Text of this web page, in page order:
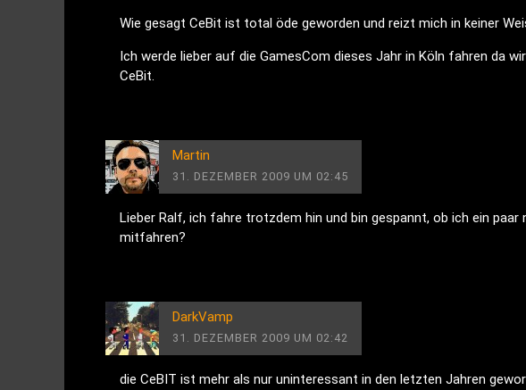
Wie gesagt CeBit ist total öde geworden und reizt mich in keiner
Ich werde lieber auf die GamesCom dieses Jahr in Köln fahren da
CeBit.
Martin
31. DEZEMBER 2009 UM 02:45
Lieber Ralf, ich fahre trotzdem hin und bin gespannt, ob ich ein
mitfahren?
DarkVamp
31. DEZEMBER 2009 UM 02:42
die CeBIT ist mehr als nur uninteressant in den letzten Jahren